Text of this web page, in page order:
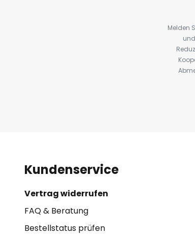
Melden
Kundenservice
Vertrag widerrufen
FAQ & Beratung
Bestellstatus prüfen